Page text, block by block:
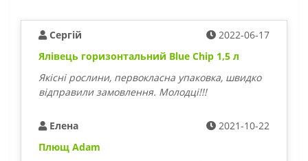
Сергій
2022-06-17
Ялівець горизонтальний Blue Chip 1,5 л
Якісні рослини, первокласна упаковка, швидко
відправили замовлення. Молодці!!!
Елена
2021-10-22
Плющ Adam